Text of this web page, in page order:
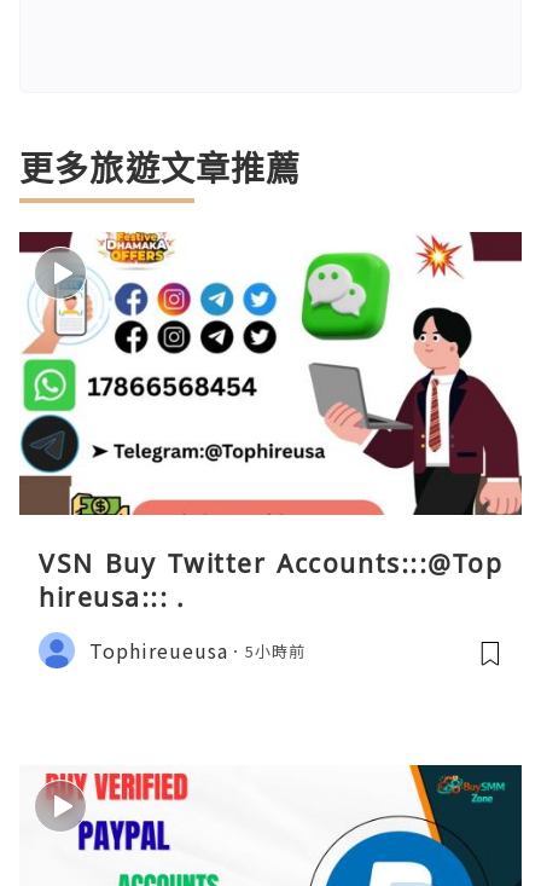
更多旅遊文章推薦
VSN Buy Twitter Accounts:::@Top
hireusa::: .
Tophireueusa 5小時前